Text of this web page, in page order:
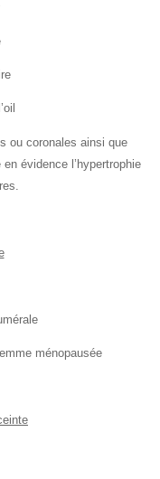
ou coronales ainsi que
évidence l’hypertrophie
ménopausée